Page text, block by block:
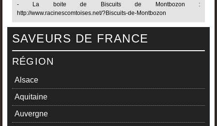
- La boite de Biscuits de Montbozon :
http://www.racinescomtoises.net/?Biscuits-de-Montbozon
SAVEURS DE FRANCE
RÉGION
Alsace
Aquitaine
Auvergne